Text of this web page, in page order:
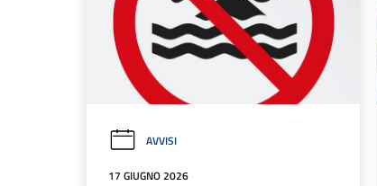
AVVISI
17 GIUGNO 2026